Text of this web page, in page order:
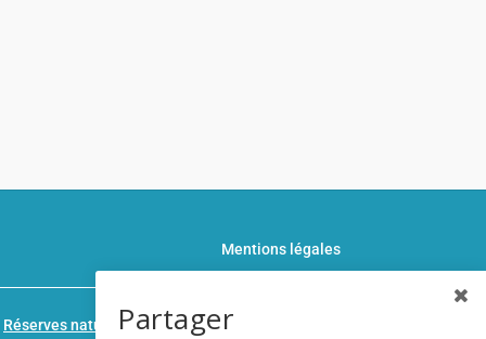
Mentions légales
Réserves naturelles de France
Partager